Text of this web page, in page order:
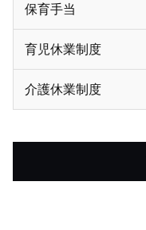
保育手当
育児休業制度
介護休業制度